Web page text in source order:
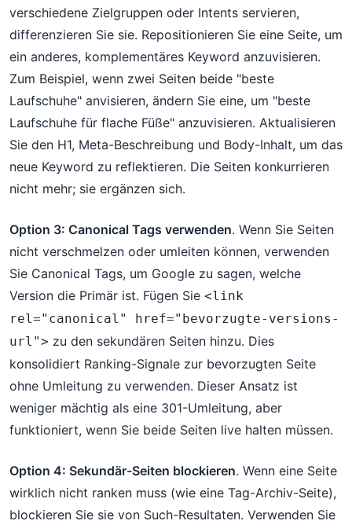
verschiedene Zielgruppen oder Intents servieren,
differenzieren Sie sie. Repositionieren Sie eine Seite, um
ein anderes, komplementäres Keyword anzuvisieren.
Zum Beispiel, wenn zwei Seiten beide "beste
Laufschuhe" anvisieren, ändern Sie eine, um "beste
Laufschuhe für flache Füße" anzuvisieren. Aktualisieren
Sie den H1, Meta-Beschreibung und Body-Inhalt, um das
neue Keyword zu reflektieren. Die Seiten konkurrieren
nicht mehr; sie ergänzen sich.
Option 3: Canonical Tags verwenden. Wenn Sie Seiten
nicht verschmelzen oder umleiten können, verwenden
Sie Canonical Tags, um Google zu sagen, welche
Version die Primär ist. Fügen Sie <link
rel="canonical" href="bevorzugte-versions-
url"> zu den sekundären Seiten hinzu. Dies
konsolidiert Ranking-Signale zur bevorzugten Seite
ohne Umleitung zu verwenden. Dieser Ansatz ist
weniger mächtig als eine 301-Umleitung, aber
funktioniert, wenn Sie beide Seiten live halten müssen.
Option 4: Sekundär-Seiten blockieren. Wenn eine Seite
wirklich nicht ranken muss (wie eine Tag-Archiv-Seite),
blockieren Sie sie von Such-Resultaten. Verwenden Sie